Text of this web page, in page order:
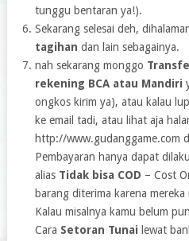
tunggu bentaran ya!).
Sekarang selesai deh,
tagihan dan lain sebagainya.
nah sekarang monggo
rekening BCA atau Mandiri
ongkos kirim ya), atau kalau
ke email tadi, atau lihat aja
http://www.gudanggame.com
Pembayaran hanya dapat
alias Tidak bisa COD – Cost
barang diterima karena
Kalau misalnya kamu belum
Cara Setoran Tunai lewat